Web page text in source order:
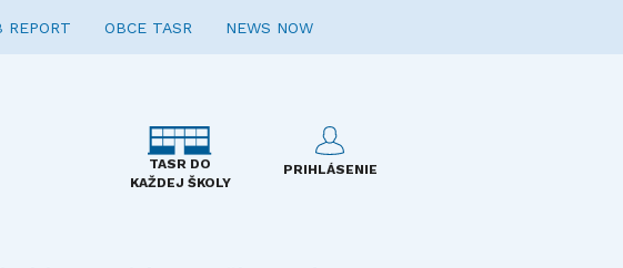
REPORT OBCE TASR NEWS NOW
TASR DO
KAŽDEJ ŠKOLY
PRIHLÁSENIE